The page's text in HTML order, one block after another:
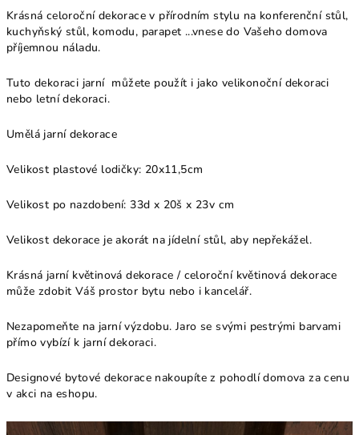
Krásná celoroční dekorace v přírodním stylu na konferenční stůl,
kuchyňský stůl, komodu, parapet ...vnese do Vašeho domova
příjemnou náladu.
Tuto dekoraci jarní můžete použít i jako velikonoční dekoraci
nebo letní dekoraci.
Umělá jarní dekorace
Velikost plastové lodičky: 20x11,5cm
Velikost po nazdobení:33d x 20š x 23v cm
Velikost dekorace je akorát na jídelní stůl, aby nepřekážel.
Krásná jarní květinová dekorace / celoroční květinová dekorace
může zdobit Váš prostor bytu nebo i kancelář.
Nezapomeňte na jarní výzdobu. Jaro se svými pestrými barvami
přímo vybízí k jarní dekoraci.
Designové bytové dekorace nakoupíte z pohodlí domova za cenu
v akci na eshopu.